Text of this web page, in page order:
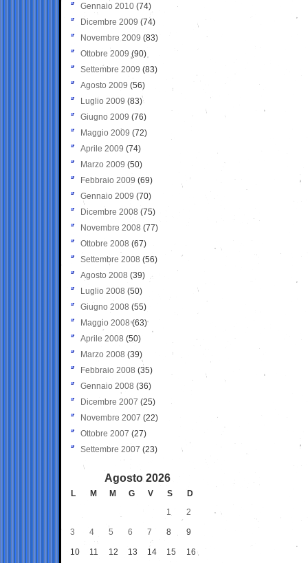
Gennaio 2010 (74)
Dicembre 2009 (74)
Novembre 2009 (83)
Ottobre 2009 (90)
Settembre 2009 (83)
Agosto 2009 (56)
Luglio 2009 (83)
Giugno 2009 (76)
Maggio 2009 (72)
Aprile 2009 (74)
Marzo 2009 (50)
Febbraio 2009 (69)
Gennaio 2009 (70)
Dicembre 2008 (75)
Novembre 2008 (77)
Ottobre 2008 (67)
Settembre 2008 (56)
Agosto 2008 (39)
Luglio 2008 (50)
Giugno 2008 (55)
Maggio 2008(63)
Aprile 2008 (50)
Marzo 2008 (39)
Febbraio 2008 (35)
Gennaio 2008 (36)
Dicembre 2007 (25)
Novembre 2007 (22)
Ottobre 2007 (27)
Settembre 2007 (23)
Agosto 2026
L M M G V S
D
1
2
3 4 5 6 7 8 9
10 11 12 13 14 15 16